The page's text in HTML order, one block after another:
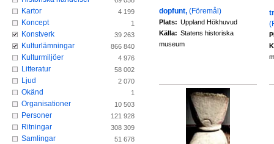
dopfunt, (Föremål)
Plats: Uppland Hökhuvud
Källa: Statens historiska
museum
Kartor 4 199
Koncept 1
Konstverk 39 263
Kulturlämningar 866 840
Kulturmiljöer 4 976
Litteratur 58 002
Ljud 2 070
Okänd 1
Organisationer 10 503
Personer 121 928
Ritningar 308 309
Samlingar 51 678